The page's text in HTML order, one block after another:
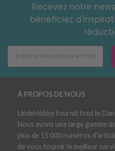
Recevez notre
bénéficiez
À PROPOS DE NOUS
LindeHobby fournit tout le
Nous avons une large gamme
plus de 15 000 numéros
de vous fournir le meilleur